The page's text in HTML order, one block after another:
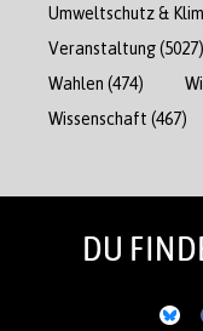
Umweltschutz &
Veranstaltung(5027)
Wahlen (474)
Wissenschaft (467)
DU